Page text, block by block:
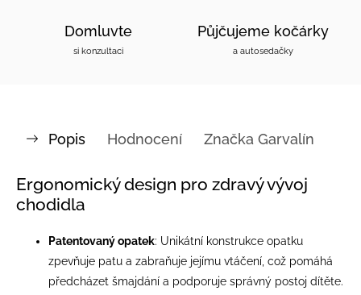
Domluvte
si konzultaci
Půjčujeme kočárky
a autosedačky
Popis Hodnocení Značka Garvalín
Ergonomický design pro zdravý vývoj
chodidla
Patentovaný opatek: Unikátní konstrukce opatku
zpevňuje patu a zabraňuje jejímu vtáčení, což pomáhá
předcházet šmajdání a podporuje správný postoj dítěte.